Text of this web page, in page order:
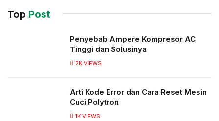
Top Post
Penyebab Ampere Kompresor AC
Tinggi dan Solusinya
2K VIEWS
Arti Kode Error dan Cara Reset Mesin
Cuci Polytron
1K VIEWS